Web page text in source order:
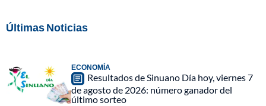
Últimas Noticias
ECONOMÍA
Resultados de Sinuano Día hoy, viernes 7
de agosto de 2026: número ganador del
último sorteo